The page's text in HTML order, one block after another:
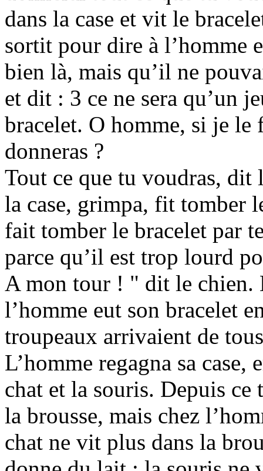
dans la case et vit le
sortit pour dire à l’homme
bien là, mais qu’il ne
et dit : 3 ce ne sera qu’un
bracelet. O homme, si je le
donneras ?
Tout ce que tu voudras, dit
la case, grimpa, fit tomber
fait tomber le bracelet par
parce qu’il est trop lourd
A mon tour ! " dit le chien.
l’homme eut son bracelet
troupeaux arrivaient de
L’homme regagna sa
chat et la souris. Depuis
la brousse, mais chez
chat ne vit plus dans la